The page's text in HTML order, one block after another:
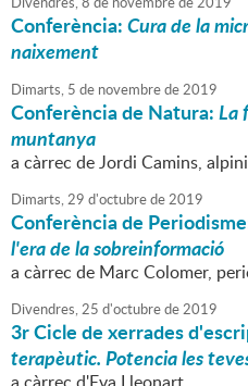
Conferència:Cura de la
naixement
Dimarts, 5 de novembrede2019
Conferència de Natura:La
muntanya
a càrrec de Jordi Camins,
Dimarts,29 d'octubrede2019
Conferència de
l'era de la sobreinformació
a càrrec de Marc Colomer,
Divendres,25 d'octubrede2019
3r Cicle de xerrades
terapèutic. Potencia les